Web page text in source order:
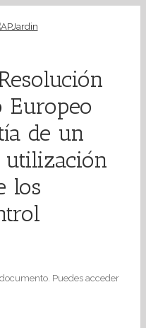
Europeo
de un
los
Puedes acceder